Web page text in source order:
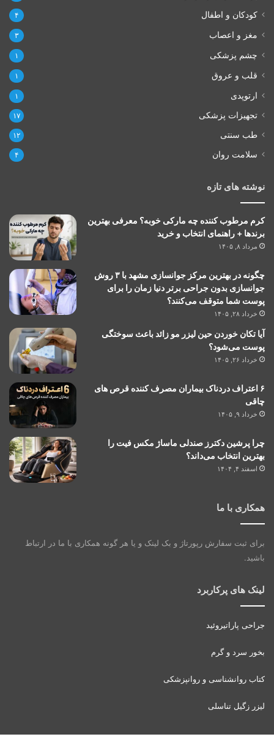
کودکان و اطفال ۴
مغز و اعصاب ۳
چشم پزشکی ۱
قلب و عروق ۱
ارتوپدی ۱
تجهیزات پزشکی ۱۷
طب سنتی ۱۲
سلامت روان ۴
نوشته های تازه
کرم مرطوب کننده چه مارکی خوبه؟ معرفی بهترین
برندها + راهنمای انتخاب و خرید
مرداد ۸, ۱۴۰۵
چگونه در بهترین مرکز جوانسازی مشهد با ۳ روش
جوانسازی بدون جراحی برتر دنیا زمان را برای
پوست شما متوقف می‌کنند؟
خرداد ۲۸, ۱۴۰۵
آیا تکان خوردن حین لیزر مو زائد باعث سوختگی
پوست می‌شود؟
خرداد ۲۶, ۱۴۰۵
۶ اعتراف دردناک بیماران مصرف کننده قرص های
چاقی
خرداد ۹, ۱۴۰۵
چرا پرشین دکترز صندلی ماساژ مکس فیت را
بهترین انتخاب می‌داند؟
اسفند ۴, ۱۴۰۴
همکاری با ما
برای ثبت سفارش رپورتاژ و بک لینک و یا هر گونه همکاری با ما در ارتباط
باشید.
لینک های پرکاربرد
جراحی پاراتیروئید
بخور سرد و گرم
کتاب روانشناسی و روانپزشکی
لیزر زگیل تناسلی